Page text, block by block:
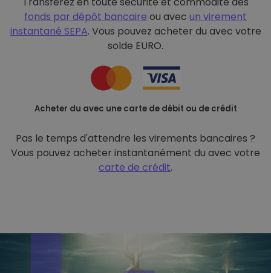
fonds par dépôt bancaire ou avec un virement
instantané SEPA. Vous pouvez acheter du avec votre
solde EURO.
Acheter du avec une carte de débit ou de crédit
Pas le temps d'attendre les virements bancaires ?
Vous pouvez acheter instantanément du avec votre
carte de crédit.